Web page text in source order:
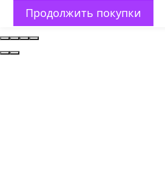
Продолжить покупки